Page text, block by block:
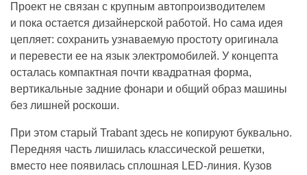
Проект не связан с крупным автопроизводителем
и пока остается дизайнерской работой. Но сама идея
цепляет: сохранить узнаваемую простоту оригинала
и перевести ее на язык электромобилей. У концепта
осталась компактная почти квадратная форма,
вертикальные задние фонари и общий образ машины
без лишней роскоши.
При этом старый Trabant здесь не копируют буквально.
Передняя часть лишилась классической решетки,
вместо нее появилась сплошная LED-линия. Кузов